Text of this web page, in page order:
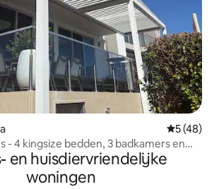
5 (48)
- 4 kingsize bedden, 3 badkamers en
en huisdiervriendelijke
woningen